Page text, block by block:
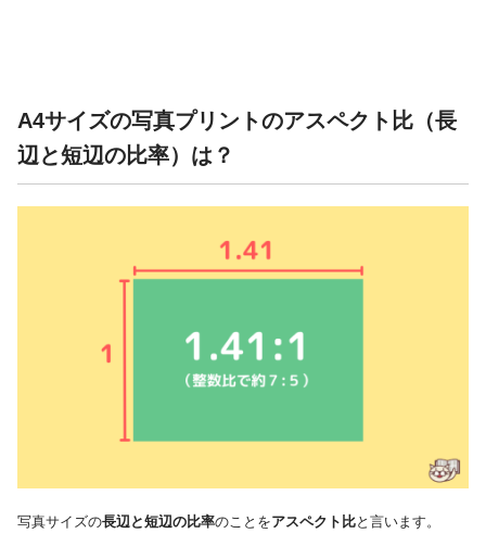
A4サイズの写真プリントのアスペクト比（長
辺と短辺の比率）は？
写真サイズの長辺と短辺の比率のことをアスペクト比と言います。